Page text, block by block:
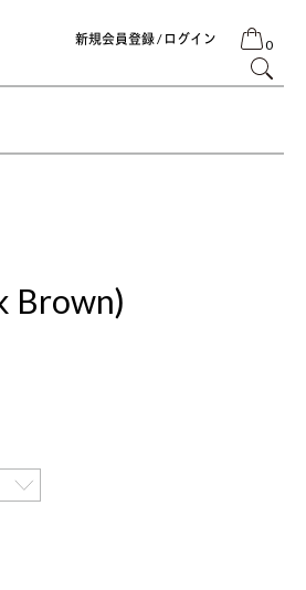
新規会員登録 / ログイン 0
Brown)